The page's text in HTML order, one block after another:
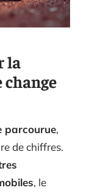
la
parcourue,
de chiffres.
, le